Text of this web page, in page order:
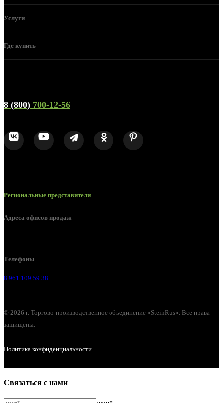
Услуги
Где купить
8 (800) 700-12-56
Региональные представители
Адреса офисов продаж
Телефоны
8 961 109 59 38
© 2026 г. Торгово-производственное объединение «SteinRus». Все права
защищены.
Политика конфиденциальности
Связаться с нами